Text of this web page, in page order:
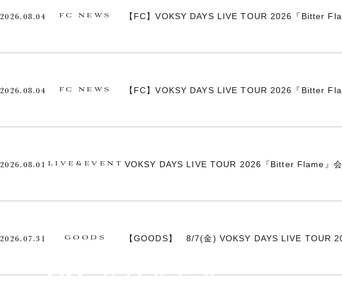
2026.08.04 FC NEWS 【FC】VOKSY DAYS LIVE TOUR 2026『Bitter
2026.08.04 FC NEWS 【FC】VOKSY DAYS LIVE TOUR 2026『Bitter
2026.08.01 LIVE&EVENT VOKSY DAYS LIVE TOUR 2026『Bitter Flame』
2026.07.31 GOODS 【GOODS】 8/7(金) VOKSY DAYS LIVE TOUR